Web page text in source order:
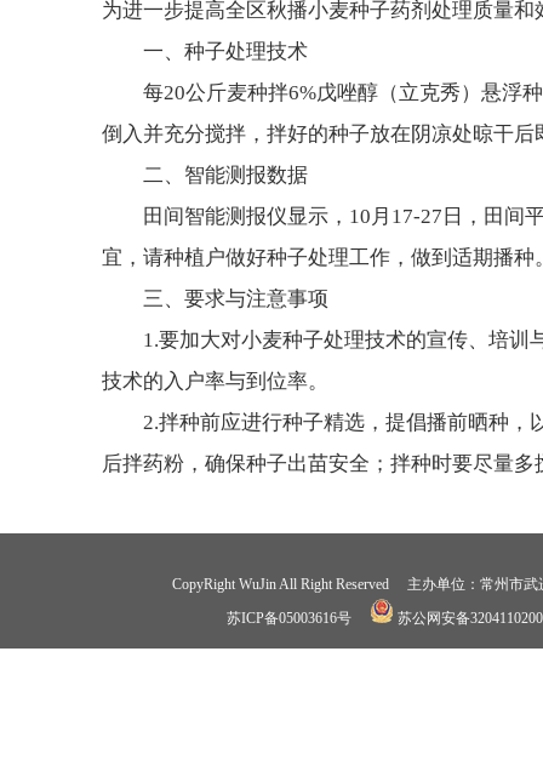
为进一步提高全区秋播小麦种子药剂处理质量
一、种子处理技术
每20公斤麦种拌6%戊唑醇（立克秀）悬浮
倒入并充分搅拌，拌好的种子放在阴凉处晾干后
二、智能测报数据
田间智能测报仪显示，10月17-27日，田间
宜，请种植户做好种子处理工作，做到适期播种
三、要求与注意事项
1.要加大对小麦种子处理技术的宣传、培
技术的入户率与到位率。
2.拌种前应进行种子精选，提倡播前晒种
后拌药粉，确保种子出苗安全；拌种时要尽量
CopyRight WuJin All Right Reserved 主办单位：常州
苏ICP备05003616号
苏公网安备